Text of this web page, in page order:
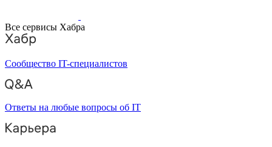
Все сервисы Хабра
Сообщество IT-специалистов
Ответы на любые вопросы об IT